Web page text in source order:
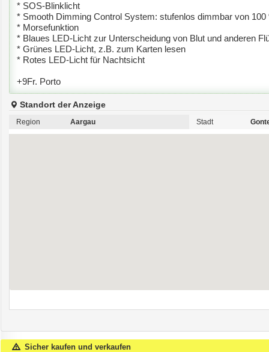
* SOS-Blinklicht
* Smooth Dimming Control System: stufenlos dimmbar von 100
* Morsefunktion
* Blaues LED-Licht zur Unterscheidung von Blut und anderen
* Grünes LED-Licht, z.B. zum Karten lesen
* Rotes LED-Licht für Nachtsicht
+9Fr. Porto
Standort der Anzeige
Region Aargau Stadt
Sicher kaufen und verkaufen